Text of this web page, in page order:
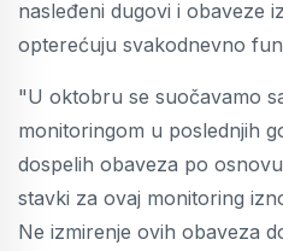
nasleđeni dugovi i obaveze
opterećuju svakodnevno
"U oktobru se suočavamo
monitoringom u poslednjih
dospelih obaveza po
stavki za ovaj monitoring
Ne izmirenje ovih obaveza